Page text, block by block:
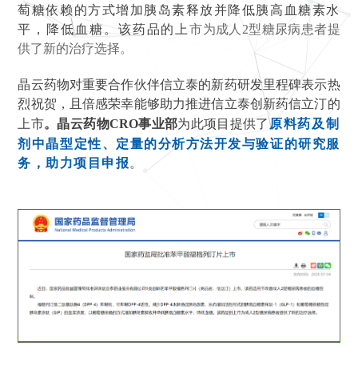
萄糖依赖的方式增加胰岛素释放并降低胰高血糖素水
平，降低血糖。该药品的上市为成人2型糖尿病患者提
供了新的治疗选择。
晶云药物对重要合作伙伴信立泰的新药研发里程碑表示热
烈祝贺，且倍感荣幸能够助力推进信立泰创新药信立汀的
上市。晶云药物CRO事业部为此项目提供了原料药及制
剂中晶型定性、定量的分析方法开发与验证的研究服
务，助力项目申报。